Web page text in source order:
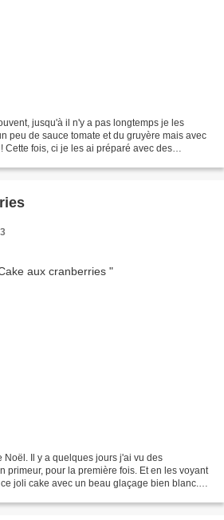
jusqu'à il n'y a pas longtemps je les
peu de sauce tomate et du gruyère mais avec
Cette fois, ci je les ai préparé avec des
Noël. Il y a quelques jours j'ai vu des
primeur, pour la première fois. Et en les voyant
joli cake avec un beau glaçage bien blanc.